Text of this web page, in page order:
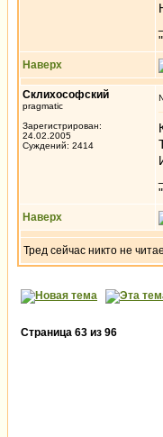
Наверх
Склихософский
pragmatic
Зарегистрирован:
24.02.2005
Суждений: 2414
Наверх
Тред сейчас никто не
Страница 63 из 96